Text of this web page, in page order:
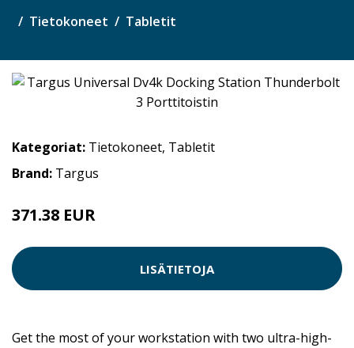
Tietokoneet Tabletit
Kategoriat: Tietokoneet, Tabletit
Brand: Targus
371.38 EUR
LISÄTIETOJA
Get the most of your workstation with two ultra-high-